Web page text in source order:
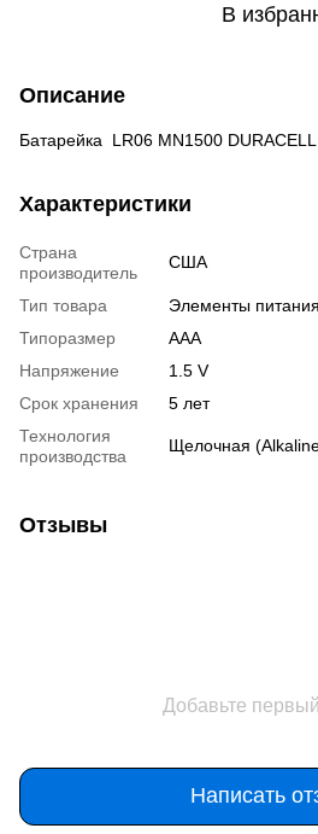
В
Описание
Батарейка LR06 MN1500 DURACELL
Характеристики
Страна
производитель
США
Тип товара
Элементы
Типоразмер
AAA
Напряжение
1.5 V
Срок хранения
5 лет
Технология
производства
Щелочная
Отзывы
Добавьте
Написать